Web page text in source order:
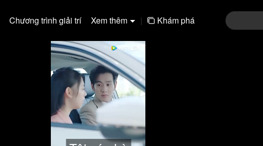
Chương trình giải trí Xem thêm | Khám phá